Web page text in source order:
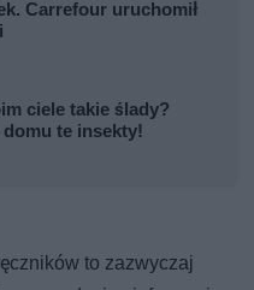
Carrefour uruchomił
ciele takie ślady?
te insekty!
to zazwyczaj